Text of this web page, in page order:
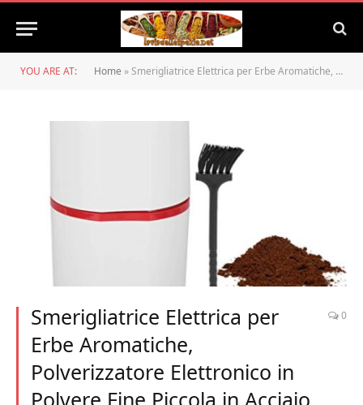
YOU ARE AT: Home »Smerigliatrice Elettrica per Erbe Aromatiche, Polverizzatore Elettronico in Polvere Fine Piccola in Acciaio Inossidabile, con Raccoglitore di Polline, Smerigliatrici Domestiche
Smerigliatrice Elettrica per
Erbe Aromatiche,
Polverizzatore Elettronico in
Polvere Fine Piccola in Acciaio
0